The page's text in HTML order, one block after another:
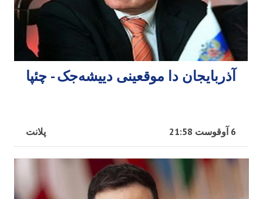
آذربایجان دا موقعینی دییشه‌جک - چئپا
پلانت 6 آوقوست 21:58